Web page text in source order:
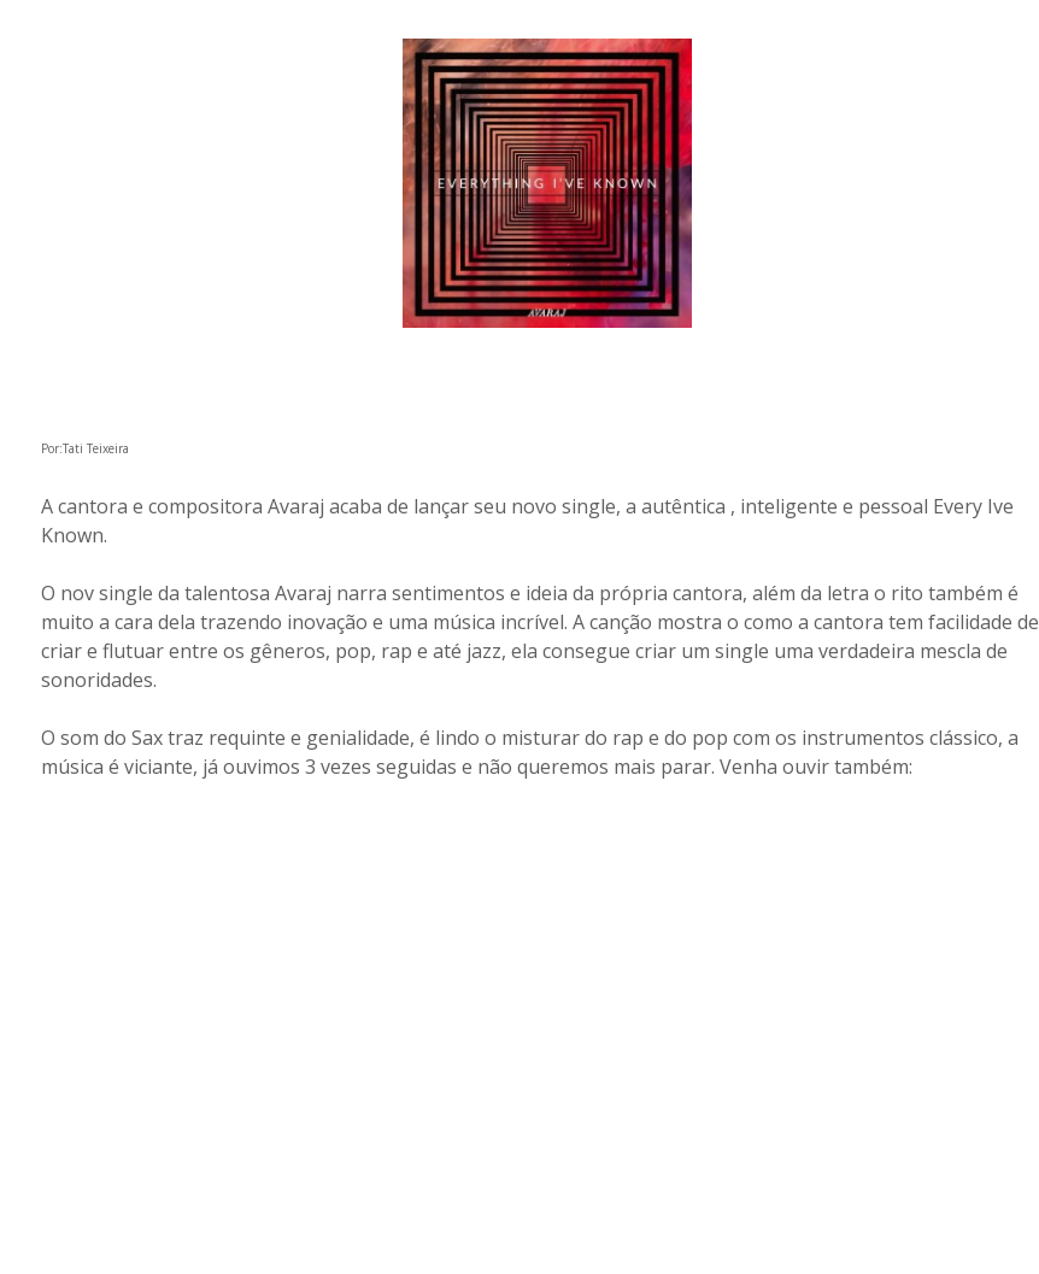
Por:Tati Teixeira
A cantora e compositora Avaraj acaba de lançar seu novo single, a autêntica , inteligente e pessoal Every Ive
Known.
O nov single da talentosa Avaraj narra sentimentos e ideia da própria cantora, além da letra o rito também é
muito a cara dela trazendo inovação e uma música incrível. A canção mostra o como a cantora tem facilidade de
criar e flutuar entre os gêneros, pop, rap e até jazz, ela consegue criar um single uma verdadeira mescla de
sonoridades.
O som do Sax traz requinte e genialidade, é lindo o misturar do rap e do pop com os instrumentos clássico, a
música é viciante, já ouvimos 3 vezes seguidas e não queremos mais parar. Venha ouvir também: